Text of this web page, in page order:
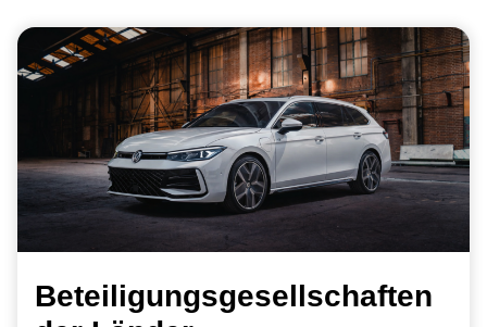
Beteiligungsgesellschaften